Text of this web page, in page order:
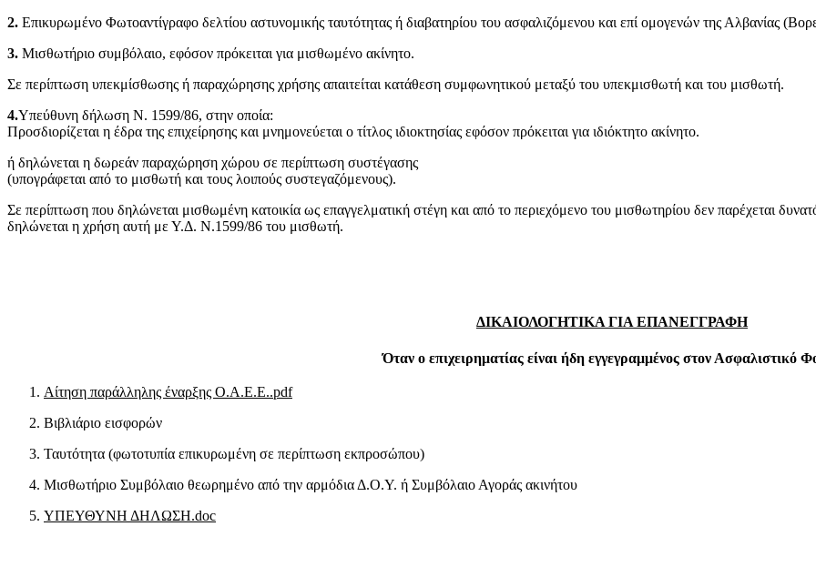
2. Επικυρωμένο Φωτοαντίγραφο δελτίου αστυνομικής ταυτότητας ή διαβατηρίου του ασφαλιζόμενου και επί ομογενών της Αλβανίας
3. Μισθωτήριο συμβόλαιο, εφόσον πρόκειται για μισθωμένο ακίνητο.
Σε περίπτωση υπεκμίσθωσης ή παραχώρησης χρήσης απαιτείται κατάθεση συμφωνητικού μεταξύ του υπεκμισθωτή και του μισθωτή.
4.Υπεύθυνη δήλωση Ν. 1599/86, στην οποία:
Προσδιορίζεται η έδρα της επιχείρησης και μνημονεύεται ο τίτλος ιδιοκτησίας εφόσον πρόκειται για ιδιόκτητο ακίνητο.
ή δηλώνεται η δωρεάν παραχώρηση χώρου σε περίπτωση συστέγασης
(υπογράφεται από το μισθωτή και τους λοιπούς συστεγαζόμενους).
Σε περίπτωση που δηλώνεται μισθωμένη κατοικία ως επαγγελματική στέγη και από το περιεχόμενο του μισθωτηρίου δεν παρέχεται
δηλώνεται η χρήση αυτή με Υ.Δ. Ν.1599/86 του μισθωτή.
ΔΙΚΑΙΟΛΟΓΗΤΙΚΑ ΓΙΑ ΕΠΑΝΕΓΓΡΑΦΗ
Όταν ο επιχειρηματίας είναι ήδη εγγεγραμμένος στον Ασφαλιστικό
Αίτηση παράλληλης έναρξης Ο.Α.Ε.Ε..pdf
Βιβλιάριο εισφορών
Ταυτότητα (φωτοτυπία επικυρωμένη σε περίπτωση εκπροσώπου)
Μισθωτήριο Συμβόλαιο θεωρημένο από την αρμόδια Δ.Ο.Υ. ή Συμβόλαιο Αγοράς ακινήτου
ΥΠΕΥΘΥΝΗ ΔΗΛΩΣΗ.doc